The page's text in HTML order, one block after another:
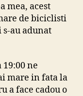
mea, acest
de biciclisti
au adunat
19:00 ne
mare in fata la
a face cadou o